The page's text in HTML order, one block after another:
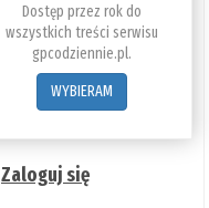
Dostęp przez rok do
wszystkich treści serwisu
gpcodziennie.pl.
WYBIERAM
Zaloguj się